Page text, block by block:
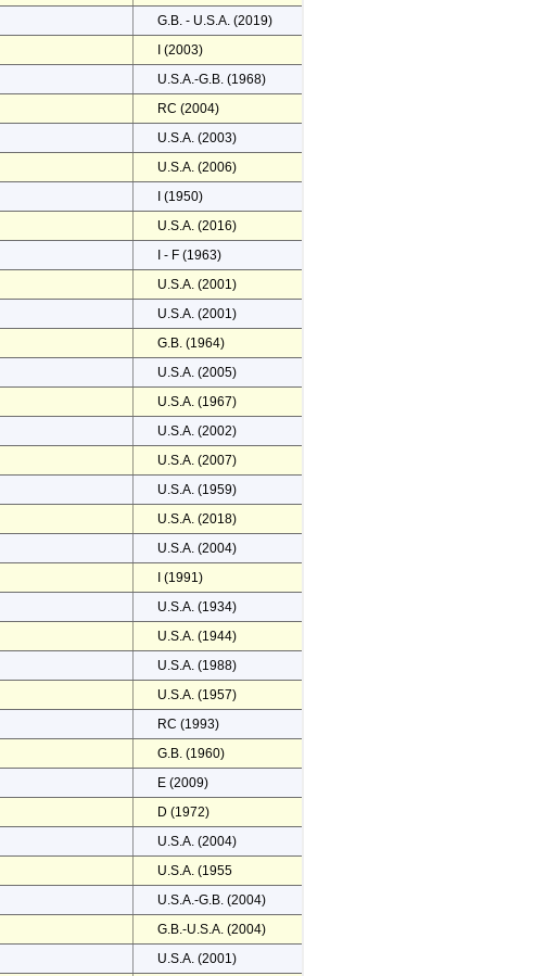
G.B. - U.S.A. (2019)
I (2003)
U.S.A.-G.B. (1968)
RC (2004)
U.S.A. (2003)
U.S.A. (2006)
I (1950)
U.S.A. (2016)
I - F (1963)
U.S.A. (2001)
U.S.A. (2001)
G.B. (1964)
U.S.A. (2005)
U.S.A. (1967)
U.S.A. (2002)
U.S.A. (2007)
U.S.A. (1959)
U.S.A. (2018)
U.S.A. (2004)
I (1991)
U.S.A. (1934)
U.S.A. (1944)
U.S.A. (1988)
U.S.A. (1957)
RC (1993)
G.B. (1960)
E (2009)
D (1972)
U.S.A. (2004)
U.S.A. (1955
U.S.A.-G.B. (2004)
G.B.-U.S.A. (2004)
U.S.A. (2001)